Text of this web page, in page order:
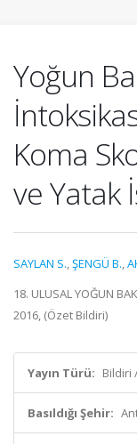
Yoğun
Koma
ve Yatak
SAYLAN S.,ŞENGÜ B.,
18. ULUSAL YOĞUN
2016, (Özet Bildiri)
Yayın Türü: Bildiri
Basıldığı Şehir: